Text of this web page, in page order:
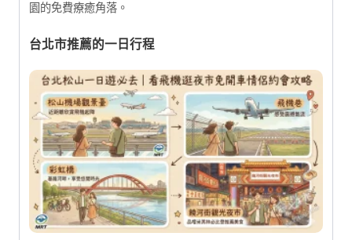
園的免費療癒角落。
台北市推薦的一日行程